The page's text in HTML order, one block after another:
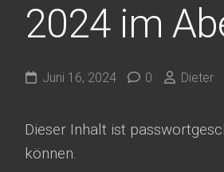
2024 im
Juni 16, 2024 0 Dieter
Dieser Inhalt ist
können.